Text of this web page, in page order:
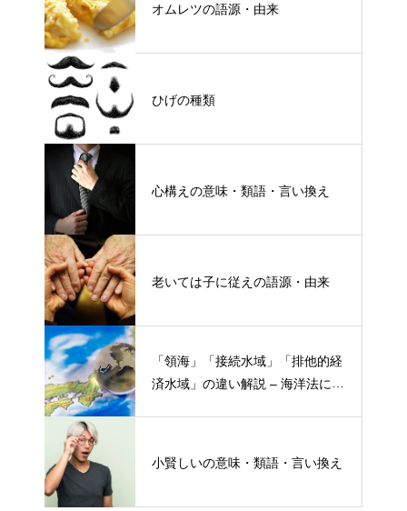
オムレツの語源・由来
ひげの種類
心構えの意味・類語・言い換え
老いては子に従えの語源・由来
「領海」「接続水域」「排他的経
済水域」の違い解説 – 海洋法にお
小賢しいの意味・類語・言い換え